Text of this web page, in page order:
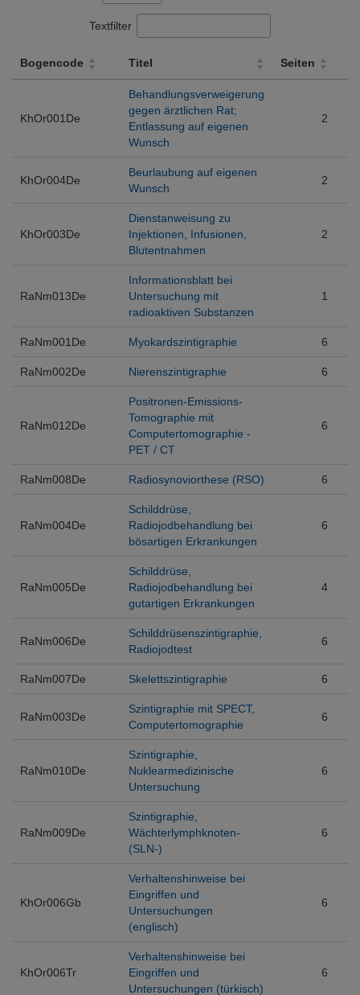
Textfilter
Bogencode Titel
Seiten
Titel
KhOr001De
Behandlungsverweigerung
gegen ärztlichen Rat;
Entlassung auf eigenen
Wunsch
2
KhOr004De
Beurlaubung auf eigenen
Wunsch
2
KhOr003De
Dienstanweisung zu
Injektionen, Infusionen,
Blutentnahmen
2
RaNm013De
Informationsblatt bei
Untersuchung mit
radioaktiven Substanzen
1
RaNm001De Myokardszintigraphie
6
RaNm002De
Nierenszintigraphie 6
RaNm012De
Positronen-Emissions-
Tomographie mit
Computertomographie -
PET / CT
6
RaNm008De Radiosynoviorthese (RSO) 6
RaNm004De
Schilddrüse,
Radiojodbehandlung bei
bösartigen Erkrankungen
6
RaNm005De
Schilddrüse,
Radiojodbehandlung bei
gutartigen Erkrankungen
4
RaNm006De
Schilddrüsenszintigraphie,
Radiojodtest
6
RaNm007De Skelettszintigraphie 6
RaNm003De
Szintigraphie mit SPECT,
Computertomographie
6
RaNm010De
Szintigraphie,
Nuklearmedizinische
Untersuchung
6
RaNm009De
Szintigraphie,
Wächterlymphknoten-
(SLN-)
6
KhOr006Gb
Verhaltenshinweise bei
Eingriffen und
Untersuchungen
(englisch)
6
KhOr006Tr
Verhaltenshinweise bei
Eingriffen und
Untersuchungen (türkisch)
6